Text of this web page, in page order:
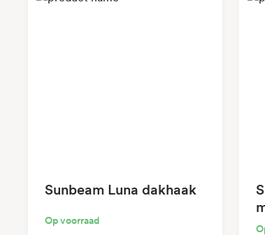
Sunbeam Luna dakhaak
Op voorraad